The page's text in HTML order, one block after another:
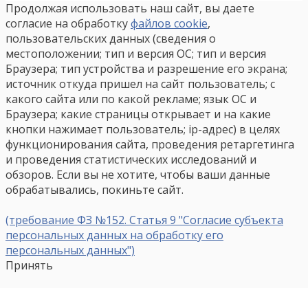
Продолжая использовать наш сайт, вы даете
согласие на обработкуфайлов cookie,
пользовательских данных (сведения о
местоположении; тип и версия ОС; тип и версия
Браузера; тип устройства и разрешение его экрана;
источник откуда пришел на сайт пользователь; с
какого сайта или по какой рекламе; язык ОС и
Браузера; какие страницы открывает и на какие
кнопки нажимает пользователь; ip-адрес) в целях
функционирования сайта, проведения ретаргетинга
и проведения статистических исследований и
обзоров. Если вы не хотите, чтобы ваши данные
обрабатывались, покиньте сайт.
(требование ФЗ №152. Статья 9 "Согласие субъекта
персональных данных на обработку его
персональных данных")
Принять